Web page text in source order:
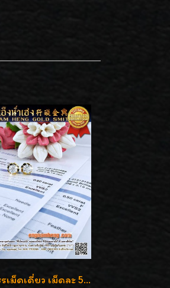
ต่างหูเพชรเม็ดเดี่ยว เม็ดละ 50 สตางค์ คู่ละ 1 กะรัต เพชรเบลเยี่ยมคัท น้ำ 98 F-Color/ VVS2 / 3EX พร้อมใบเซอร์สถาบัน GIA มาตรฐานสากลค่ะ